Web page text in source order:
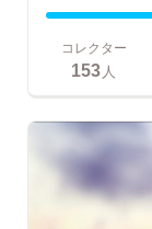
コレクター
153 人